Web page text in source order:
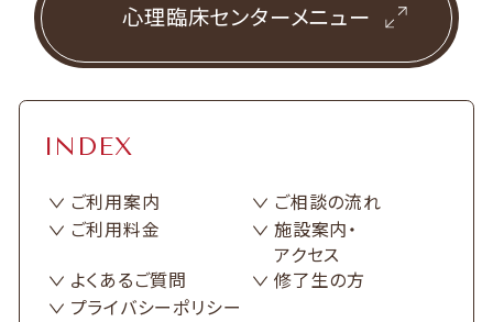
心理臨床センターメニュー
INDEX
ご利用案内
ご相談の流れ
ご利用料金
施設案内・
アクセス
よくあるご質問
修了生の方
プライバシーポリシー